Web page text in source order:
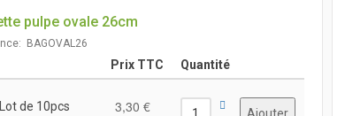
pulpe ovale 26cm
BAGOVAL26
Prix TTC Quantité
Lot de 10pcs 3,30 €